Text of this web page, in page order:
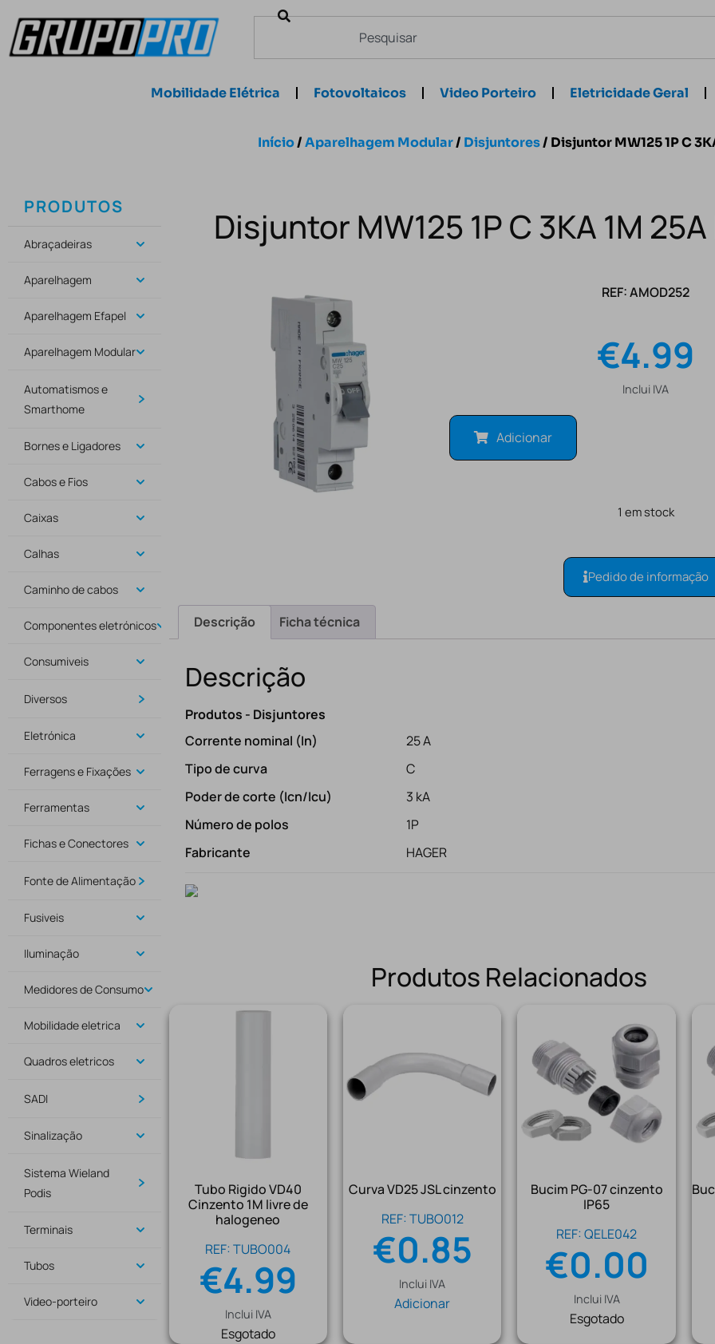
Mobilidade Elétrica Fotovoltaicos Video Porteiro Eletricidade Geral
Início/Aparelhagem Modular/ Disjuntores/ Disjuntor MW125 1P C
PRODUTOS
Abraçadeiras
Aparelhagem
Aparelhagem Efapel
Aparelhagem Modular
Automatismos e
Smarthome
Bornes e Ligadores
Cabos e Fios
Caixas
Calhas
Caminho de cabos
Componentes eletrónicos
Consumiveis
Diversos
Eletrónica
Ferragens e Fixações
Ferramentas
Fichas e Conectores
Fonte de Alimentação
Fusiveis
Iluminação
Medidores de Consumo
Mobilidade eletrica
Quadros eletricos
SADI
Sinalização
Sistema Wieland
Podis
Terminais
Tubos
Video-porteiro
Disjuntor MW125 1P C 3KA 1M
REF: AMOD252
€4.99
Inclui IVA
Adicionar
1 em stock
Pedido de informação
Descrição Ficha técnica
Descrição
Produtos - Disjuntores
Corrente nominal (In)
25 A
Tipo de curva
C
Poder de corte (Icn/Icu)
3 kA
Número de polos
1P
Fabricante
HAGER
Produtos Relacionados
Tubo Rigido VD40
Cinzento 1M livre de
halogeneo
REF: TUBO004
€4.99
Inclui IVA
Esgotado
Curva VD25 JSL cinzento
REF: TUBO012
€0.85
Inclui IVA
Adicionar
Bucim PG-07 cinzento
IP65
REF: QELE042
€0.00
Inclui IVA
Esgotado